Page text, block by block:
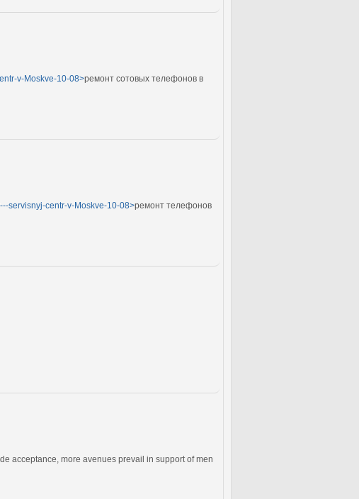
v-Moskve-10-08>ремонт сотовых телефонов в
servisnyj-centr-v-Moskve-10-08>ремонт телефонов
acceptance, more avenues prevail in support of men